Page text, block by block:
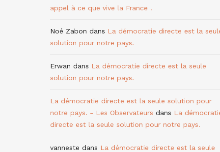
appel à ce que vive la France !
Noé Zabon dans La démocratie directe est la
solution pour notre pays.
Erwan dans La démocratie directe est la seule
solution pour notre pays.
La démocratie directe est la seule solution pour
notre pays. - Les Observateurs dans La
directe est la seule solution pour notre pays.
vanneste dans La démocratie directe est la seule